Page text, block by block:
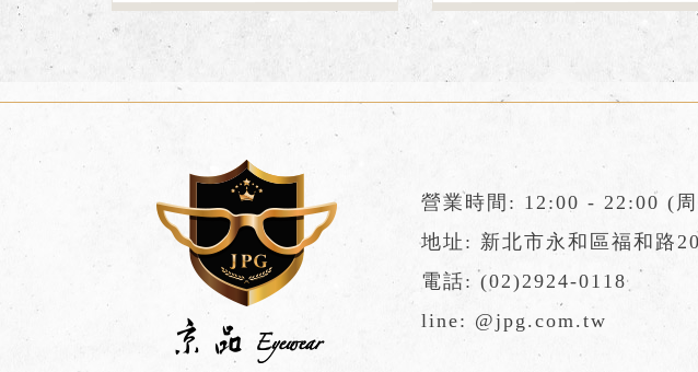
營業時間: 12:00 - 22:00 (
地址: 新北市永和區福和路
電話: (02)2924-0118
line: @jpg.com.tw